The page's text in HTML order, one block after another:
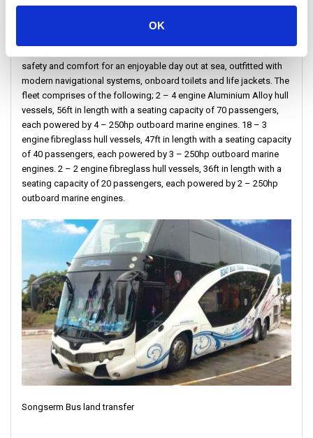
OK
safety and comfort for an enjoyable day out at sea, outfitted with
modern navigational systems, onboard toilets and life jackets. The
fleet comprises of the following; 2 – 4 engine Aluminium Alloy hull
vessels, 56ft in length with a seating capacity of 70 passengers,
each powered by 4 – 250hp outboard marine engines. 18 – 3
engine fibreglass hull vessels, 47ft in length with a seating capacity
of 40 passengers, each powered by 3 – 250hp outboard marine
engines. 2 – 2 engine fibreglass hull vessels, 36ft in length with a
seating capacity of 20 passengers, each powered by 2 – 250hp
outboard marine engines.
Songserm Bus land transfer